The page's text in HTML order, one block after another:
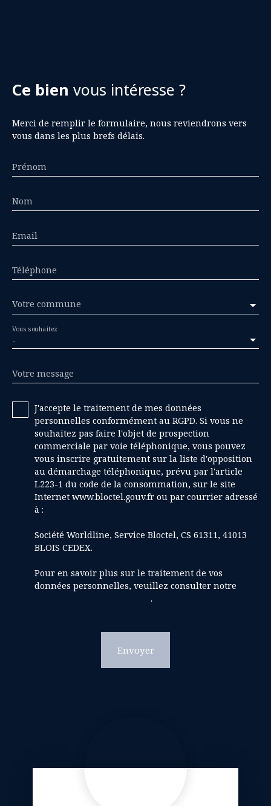
Ce bien vous intéresse ?
Merci de remplir le formulaire, nous reviendrons vers
vous dans les plus brefs délais.
Prénom
Nom
Email
Téléphone
Votre commune
-
Vous souhaitez
Votre message
J'accepte le traitement de mes données
personnelles conformément au RGPD. Si vous ne
souhaitez pas faire l'objet de prospection
commerciale par voie téléphonique, vous pouvez
vous inscrire gratuitement sur la liste d'opposition
au démarchage téléphonique, prévu par l'article
L223-1 du code de la consommation, sur le site
Internet www.bloctel.gouv.fr ou par courrier adressé
à :
Société Worldline, Service Bloctel, CS 61311, 41013
BLOIS CEDEX.
Pour en savoir plus sur le traitement de vos
données personnelles, veuillez consulter notre
.
Envoyer